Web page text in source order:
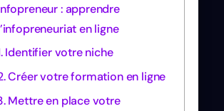
: apprendre
en ligne
Identifier votre niche
Créer votre formation en ligne
Mettre en place votre